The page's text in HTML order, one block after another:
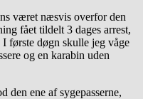
været næsvis overfor den
fået tildelt 3 dages arrest,
I første døgn skulle jeg våge
og en karabin uden
den ene af sygepasserne,